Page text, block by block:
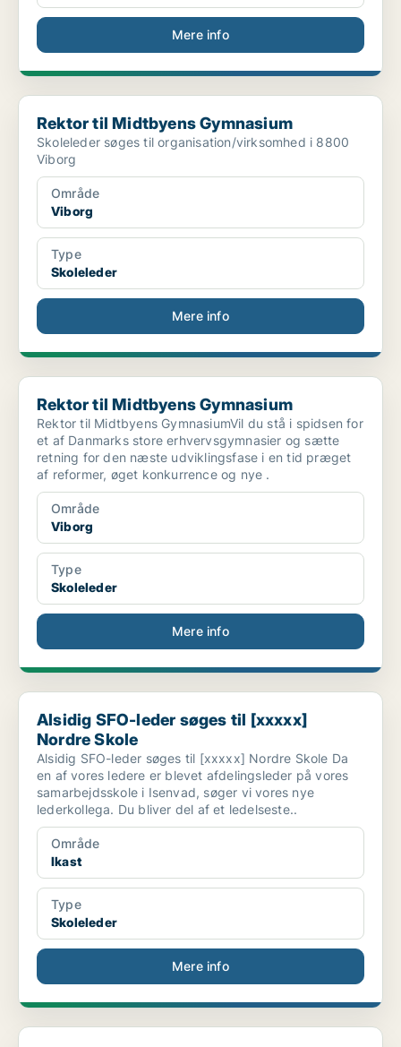
Mere info
Rektor til Midtbyens Gymnasium
Rektor til Midtbyens Gymnasium
Skoleleder søges til organisation/virksomhed i 8800
Viborg
Område
Viborg
Type
Skoleleder
Mere info
Rektor til Midtbyens Gymnasium
Rektor til Midtbyens Gymnasium
Rektor til Midtbyens GymnasiumVil du stå i spidsen for
et af Danmarks store erhvervsgymnasier og sætte
retning for den næste udviklingsfase i en tid præget
af reformer, øget konkurrence og nye .
Område
Viborg
Type
Skoleleder
Mere info
Alsidig SFO-leder søges til [xxxxx] Nordre Skole
Alsidig SFO-leder søges til [xxxxx]
Nordre Skole
Alsidig SFO-leder søges til [xxxxx] Nordre Skole Da
en af vores ledere er blevet afdelingsleder på vores
samarbejdsskole i Isenvad, søger vi vores nye
lederkollega. Du bliver del af et ledelseste..
Område
Ikast
Type
Skoleleder
Mere info
Engageret uddannelsesleder til det fælles ledertea...